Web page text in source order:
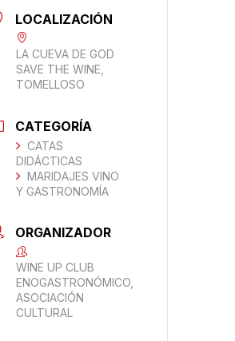
LOCALIZACIÓN
LA CUEVA DE GOD
SAVE THE WINE,
TOMELLOSO
CATEGORÍA
CATAS
DIDÁCTICAS
MARIDAJES VINO
Y GASTRONOMÍA
ORGANIZADOR
WINE UP CLUB
ENOGASTRONÓMICO,
ASOCIACIÓN
CULTURAL